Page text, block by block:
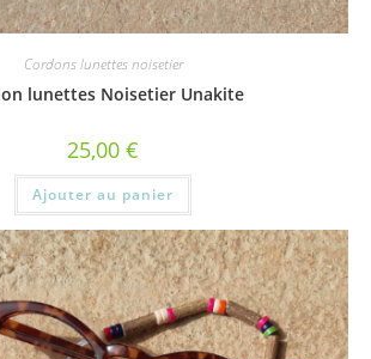
Cordons lunettes noisetier
lunettes Noisetier Unakite
25,00 €
Ajouter au panier